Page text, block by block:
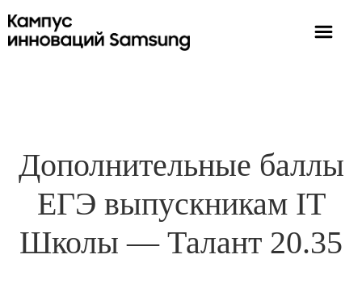
Дополнительные баллы
ЕГЭ выпускникам IT
Школы — Талант 20.35